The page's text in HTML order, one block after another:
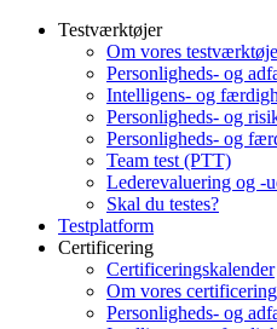
Testværktøjer
Om vores
Personligheds- og
Intelligens- og
Personligheds- og
Personligheds- og
Team test (PTT)
Lederevaluering og -
Skal du testes?
Testplatform
Certificering
Certificeringskalender
Om vores
Personligheds- og